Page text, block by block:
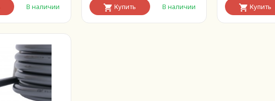
В наличии Купить В наличии Купить